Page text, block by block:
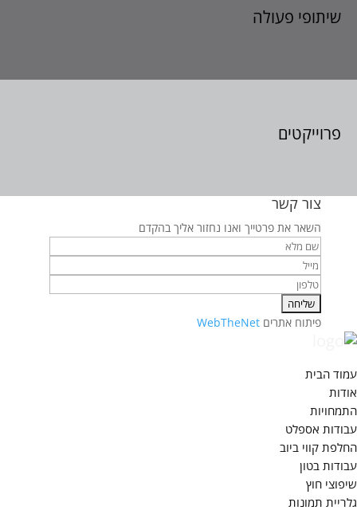
שיתופי פעולה
פרוייקטים
צור קשר
השאר את פרטייך ואנו נחזור אליך בהקדם
פיתוח אתרים WebTheNet
עמוד הבית
אודות
התמחויות
עבודות אספלט
החלפת קווי ביוב
עבודות בטון
שיפוצי חוץ
גלריית תמונות